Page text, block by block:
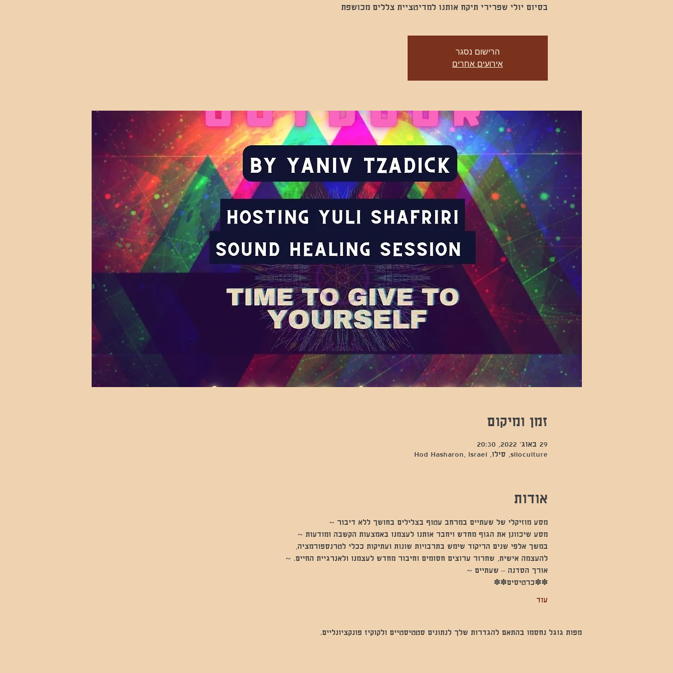
בסיום יולי שפרירי תיקח אותנו למדיטציית צללים מכושפת
הרישום נסגר
אירועים אחרים
זמן ומיקום
29 באוג׳ 2022, 20:30
siloculture, סילו, Hod Hasharon, Israel
אודות
מסע מוזיקלי של שעתיים במרחב עטוף בצלילים בחושך ללא דיבור ~
מסע שיכוונן את הגוף מחדש ויחבר אותנו לעצמנו באמצעות הקשבה ומודעות ~
במשך אלפי שנים הריקוד שימש בתרבויות שונות ועתיקות ככלי לטרנספורמציה,
להעצמה אישית, שחרור ערוצים חסומים וחיבור מחדש לעצמנו ולאנרגיית החיים. ~
אורך הסדנה – שעתיים ~
✽✽כרטיסים✽✽
עוד
מפות גוגל נחסמו בהתאם להגדרות שלך לנתונים סטטיסטיים ולקוקיז פונקציונליים.